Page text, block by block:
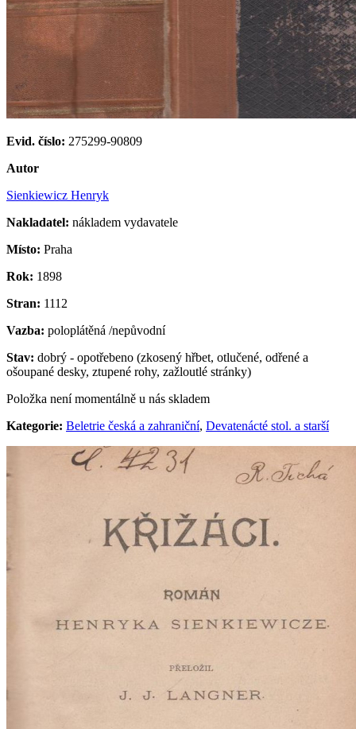
Evid. číslo: 275299-90809
Autor
Sienkiewicz Henryk
Nakladatel: nákladem vydavatele
Místo: Praha
Rok: 1898
Stran: 1112
Vazba: poloplátěná /nepůvodní
Stav: dobrý - opotřebeno (zkosený hřbet, otlučené, odřené a
ošoupané desky, ztupené rohy, zažloutlé stránky)
Položka není momentálně u nás skladem
Kategorie: Beletrie česká a zahraniční, Devatenácté stol. a starší